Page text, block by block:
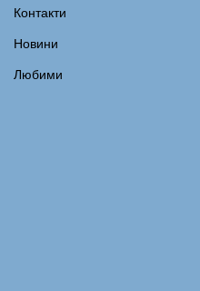
Контакти
Новини
Любими